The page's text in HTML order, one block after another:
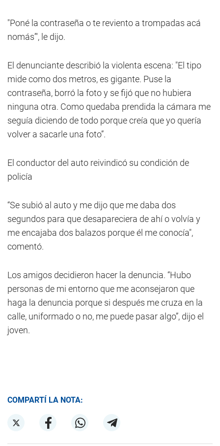
"Poné la contraseña o te reviento a trompadas acá
nomás’", le dijo.
El denunciante describió la violenta escena: "El tipo
mide como dos metros, es gigante. Puse la
contraseña, borró la foto y se fijó que no hubiera
ninguna otra. Como quedaba prendida la cámara me
seguía diciendo de todo porque creía que yo quería
volver a sacarle una foto”.
El conductor del auto reivindicó su condición de
policía
“Se subió al auto y me dijo que me daba dos
segundos para que desapareciera de ahí o volvía y
me encajaba dos balazos porque él me conocía",
comentó.
Los amigos decidieron hacer la denuncia. “Hubo
personas de mi entorno que me aconsejaron que
haga la denuncia porque si después me cruza en la
calle, uniformado o no, me puede pasar algo”, dijo el
joven.
COMPARTÍ LA NOTA: